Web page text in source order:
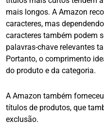
mais longos. A Amazon
caracteres, mas
caracteres também podem
palavras-chave relevantes
Portanto, o comprimento
do produto e da categoria.
A Amazon também forneceu
títulos de produtos, que
exclusão.